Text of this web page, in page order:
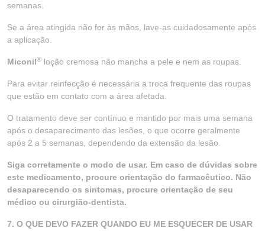
semanas.
Se a área atingida não for às mãos, lave-as cuidadosamente após
a aplicação.
Miconil® loção cremosa não mancha a pele e nem as roupas.
Para evitar reinfecção é necessária a troca frequente das roupas
que estão em contato com a área afetada.
O tratamento deve ser contínuo e mantido por mais uma semana
após o desaparecimento das lesões, o que ocorre geralmente
após 2 a 5 semanas, dependendo da extensão da lesão.
Siga corretamente o modo de usar. Em caso de dúvidas sobre
este medicamento, procure orientação do farmacêutico. Não
desaparecendo os sintomas, procure orientação de seu
médico ou cirurgião-dentista.
7. O QUE DEVO FAZER QUANDO EU ME ESQUECER DE USAR